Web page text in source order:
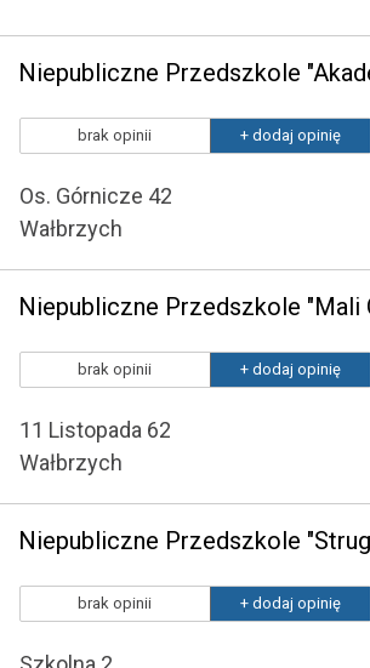
brak opinii + dodaj opinię
Os. Górnicze 42
Wałbrzych
brak opinii + dodaj opinię
11 Listopada 62
Wałbrzych
Niepubliczne Przedszkole
brak opinii + dodaj opinię